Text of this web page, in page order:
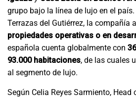
grupo bajo la línea de lujo en el
Terrazas del Gutiérrez, la compañía
propiedades operativas o en
española cuenta globalmente con
93.000 habitaciones, de las cuales
al segmento de lujo.
Según Celia Reyes Sarmiento, Head